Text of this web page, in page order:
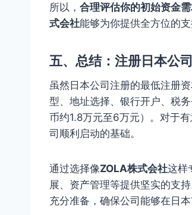
所以， 合理评估你的初始资金
式会社能够为你提供全方位的
五、总结：注册日本公
虽然日本公司注册的最低注册
型、地址选择、银行开户、税
币约1.8万元至6万元）。对于
司顺利启动的基础。
通过选择像ZOLA株式会社这样
展、资产管理等提供坚实的支
充分准备，确保公司能够在日本